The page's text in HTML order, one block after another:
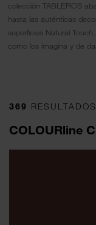
colección TABLEROS
hasta las auténticas
superficies Natural
como los imagina y de
369
COLOURline